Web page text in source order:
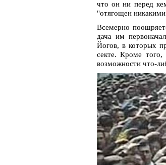
что он ни перед
"отягощен
Всемерно
дача им
Йогов, в которых
секте. Кроме того,
возможности что-